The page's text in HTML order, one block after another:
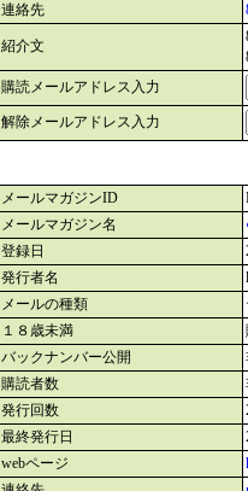
連絡先
紹介文
購読メールアドレス入力
解除メールアドレス入力
メールマガジンID
メールマガジン名
登録日
発行者名
メールの種類
１８歳未満
バックナンバー公開
購読者数
発行回数
最終発行日
webページ